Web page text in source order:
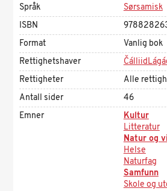
Språk
Sørsamisk
ISBN
Format
Vanlig bok
Rettighetshaver
Rettigheter
Alle
Antall sider
46
Emner
Kultur
Litteratur
Natur og
Helse
Naturfag
Samfunn
Skole og